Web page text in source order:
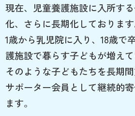
現在、児童養護施設に入所す
化、さらに長期化しております
1歳から乳児院に入り、18歳で
護施設で暮らす子どもが増えて
そのような子どもたちを長期間
サポーター会員として継続的
ます。